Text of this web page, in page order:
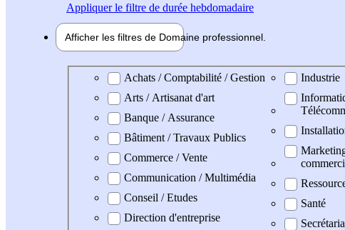
Appliquerle filtre de durée hebdomadaire
Afficher les filtres de Domaine professionnel
Domaine professionel
Achats / Comptabilité / Gestion
Arts / Artisanat d'art
Banque / Assurance
Bâtiment / Travaux Publics
Commerce / Vente
Communication / Multimédia
Conseil / Etudes
Direction d'entreprise
Industrie
Santé